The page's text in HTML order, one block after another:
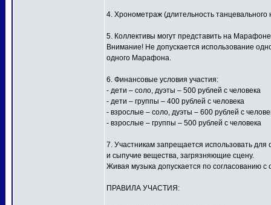
4. Хронометраж (длительность танцевального
5. Коллективы могут представить на
Внимание! Не допускается использование
одного Марафона.
6. Финансовые условия участия:
- дети – соло, дуэты – 500 рублей с человека
- дети – группы – 400 рублей с человека
- взрослые – соло, дуэты – 600 рублей с
- взрослые – группы – 500 рублей с человека
7. Участникам запрещается использовать
и сыпучие вещества, загрязняющие сцену.
Живая музыка допускается по согласованию
ПРАВИЛА УЧАСТИЯ: